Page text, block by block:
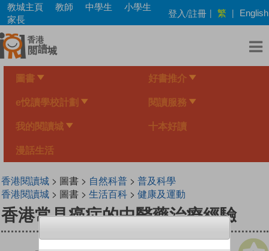
Skip
main
content
教城主頁 教師 中學生
小學生
家長
登入/註冊 | 繁 | English
圖書 好書推介
e悅讀學校計劃 閱讀服務
我的閱讀城 十本好讀
漫話生活
香港閱讀城> 圖書 > 自然科普> 普及科學
香港閱讀城> 圖書 > 生活百科> 健康及運動
香港常見癌症的中醫藥治療經驗